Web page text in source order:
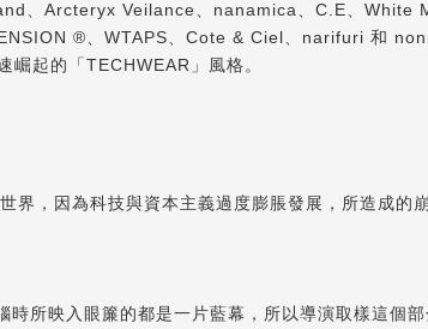
、Arcteryx Veilance、nanamica、C.E、White
®、WTAPS、Cote & Ciel、narifuri 和
起的「TECHWEAR」風格。
，因為科技與資本主義過度膨脹發展，所造成的
所映入眼簾的都是一片藍幕，所以導演取樣這個